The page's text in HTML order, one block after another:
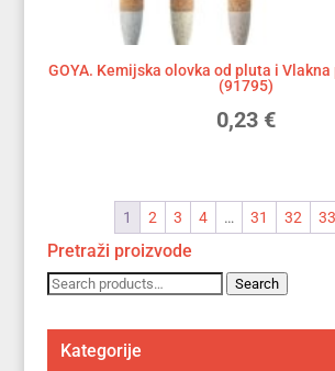
GOYA. Kemijska olovka od pluta i
(91795)
0,23 €
1 2 3 4 … 31 32 33
Pretraži proizvode
Search
Search
Kategorije